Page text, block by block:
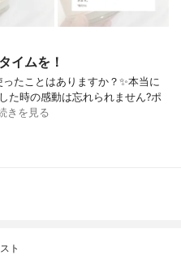
イムを！
たことはありますか？✨本当に
た時の感動は忘れられません?ポ
きを見る
ト